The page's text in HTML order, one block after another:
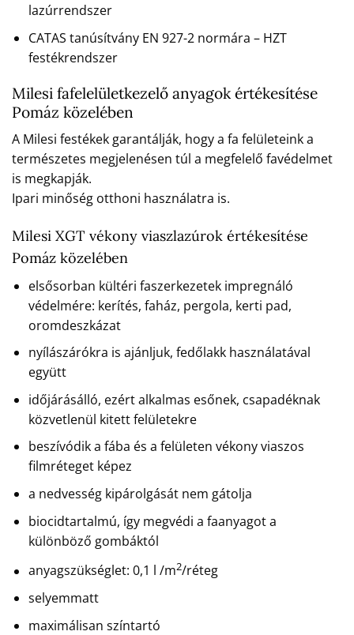
lazúrrendszer
CATAS tanúsítvány EN 927-2 normára – HZT
festékrendszer
Milesi fafelelületkezelő anyagok értékesítése
Pomáz közelében
A Milesi festékek garantálják, hogy a fa felületeink a
természetes megjelenésen túl a megfelelő favédelmet
is megkapják.
Ipari minőség otthoni használatra is.
Milesi XGT vékony viaszlazúrok értékesítése
Pomáz közelében
elsősorban kültéri faszerkezetek impregnáló
védelmére: kerítés, faház, pergola, kerti pad,
oromdeszkázat
nyílászárókra is ajánljuk, fedőlakk használatával
együtt
időjárásálló, ezért alkalmas esőnek, csapadéknak
közvetlenül kitett felületekre
beszívódik a fába és a felületen vékony viaszos
filmréteget képez
a nedvesség kipárolgását nem gátolja
biocidtartalmú, így megvédi a faanyagot a
különböző gombáktól
anyagszükséglet: 0,1 l /m2/réteg
selyemmatt
maximálisan színtartó